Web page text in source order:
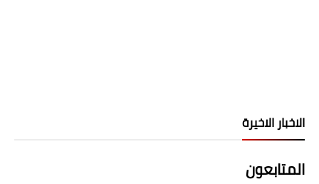
الاخبار الاخيرة
المتابعون